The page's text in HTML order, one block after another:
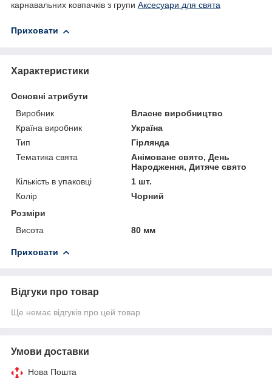
карнавальних ковпачків з групи Аксесуари для свята
Приховати
Характеристики
Основні атрибути
Виробник
Власне виробництво
Країна виробник
Україна
Тип
Гірлянда
Тематика свята
Анімоване свято, День
Народження, Дитяче свято
Кількість в упаковці
1 шт.
Колір
Чорний
Розміри
Висота
80 мм
Приховати
Відгуки про товар
Ще немає відгуків про цей товар
Умови доставки
Нова Пошта